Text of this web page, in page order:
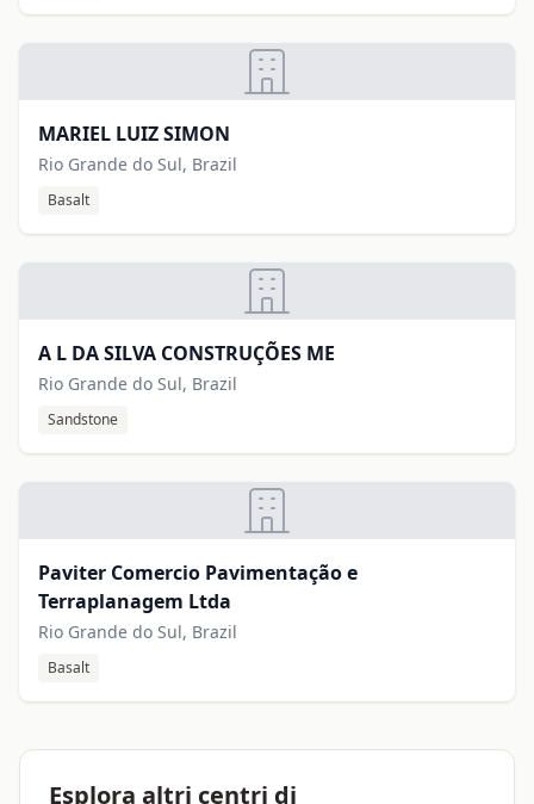
MARIEL LUIZ SIMON
Rio Grande do Sul, Brazil
Basalt
A L DA SILVA CONSTRUÇÕES ME
Rio Grande do Sul, Brazil
Sandstone
Paviter Comercio Pavimentação e
Terraplanagem Ltda
Rio Grande do Sul, Brazil
Basalt
Esplora altri centri di